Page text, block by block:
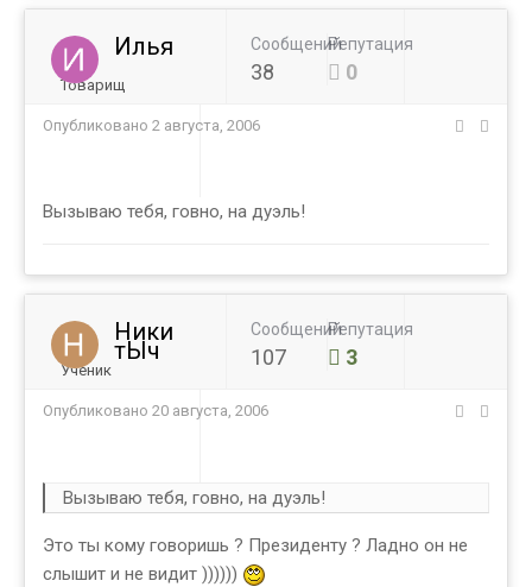
Илья
Товарищ
Сообщений
38
Репутация
0
Опубликовано 2 августа, 2006
Вызываю тебя, говно, на дуэль!
Ники
тЫч
Ученик
Сообщений
107
Репутация
3
Опубликовано 20 августа, 2006
Вызываю тебя, говно, на дуэль!
Это ты кому говоришь ? Президенту ? Ладно он не
слышит и не видит ))))))